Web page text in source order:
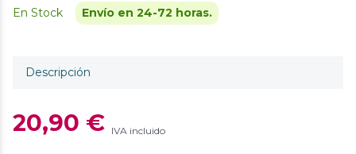
En Stock Envío en 24-72 horas.
Descripción
20,90 € IVA incluido